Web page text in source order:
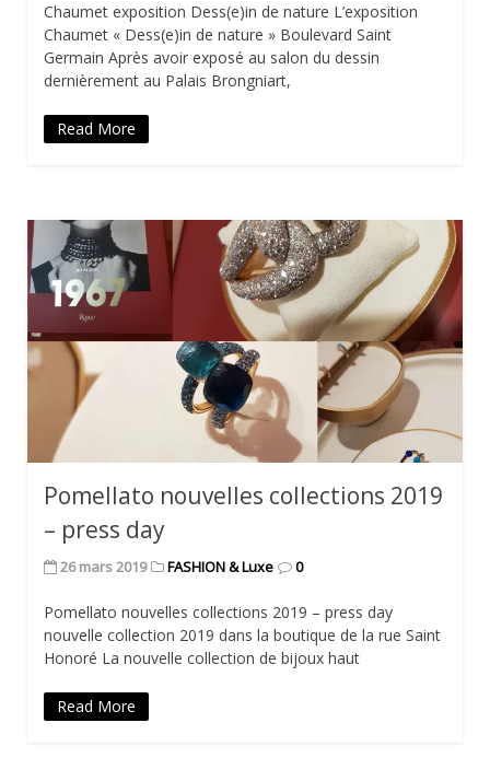
Chaumet exposition Dess(e)in de nature L’exposition
Chaumet « Dess(e)in de nature » Boulevard Saint
Germain Après avoir exposé au salon du dessin
dernièrement au Palais Brongniart,
Read More
Pomellato nouvelles collections 2019
– press day
26 mars 2019 FASHION & Luxe 0
Pomellato nouvelles collections 2019 – press day
nouvelle collection 2019 dans la boutique de la rue Saint
Honoré La nouvelle collection de bijoux haut
Read More